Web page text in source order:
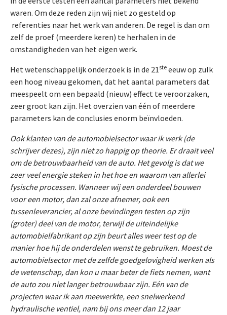
waren. Om deze reden zijn wij niet zo gesteld op
referenties naar het werk van anderen. De regel is dan om
zelf de proef (meerdere keren) te herhalen in de
omstandigheden van het eigen werk.
Het wetenschappelijk onderzoek is in de 21ste eeuw op zulk
een hoog niveau gekomen, dat het aantal parameters dat
meespeelt om een bepaald (nieuw) effect te veroorzaken,
zeer groot kan zijn. Het overzien van één of meerdere
parameters kan de conclusies enorm beïnvloeden.
Ook klanten van de automobielsector waar ik werk (de
schrijver dezes), zijn niet zo happig op theorie. Er draait veel
om de betrouwbaarheid van de auto. Het gevolg is dat we
zeer veel energie steken in het hoe en waarom van allerlei
fysische processen. Wanneer wij een onderdeel bouwen
voor een motor, dan zal onze afnemer, ook een
tussenleverancier, al onze bevindingen testen op zijn
(groter) deel van de motor, terwijl de uiteindelijke
automobielfabrikant op zijn beurt alles weer test op de
manier hoe hij de onderdelen wenst te gebruiken. Moest de
automobielsector met de zelfde goedgelovigheid werken als
de wetenschap, dan kon u maar beter de fiets nemen, want
de auto zou niet langer betrouwbaar zijn. Eén van de
projecten waar ik aan meewerkte, een snelwerkend
hydraulische ventiel, nam bij ons meer dan 12 jaar